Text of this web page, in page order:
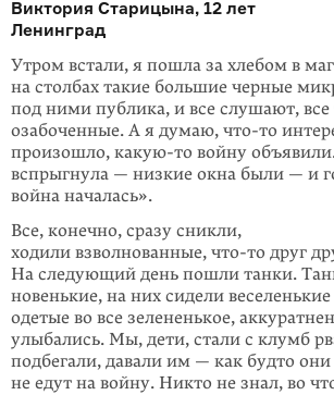
Виктория Старицына, 12 лет
Ленинград
Утром встали, я пошла за хлебом в
на столбах такие большие черные
под ними публика, и все слушают, все
озабоченные. А я думаю, что-то
произошло, какую-то войну
вспрыгнула — низкие окна были — и
война началась».
Все, конечно, сразу сникли,
ходили взволнованные, что-то друг
На следующий день пошли танки.
новенькие, на них сидели
одетые во все зелененькое,
улыбались. Мы, дети, стали с клумб
подбегали, давали им — как будто
не едут на войну. Никто не знал, во